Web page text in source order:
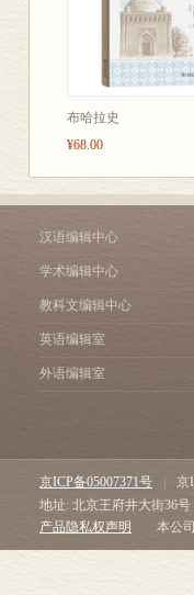
布哈拉史
¥68.00
汉语编辑中心
学术编辑中心
教科文编辑中心
英语编辑室
外语编辑室
京ICP备05007371号 京
地址: 北京王府井大街36号
产品隐私权声明
本公